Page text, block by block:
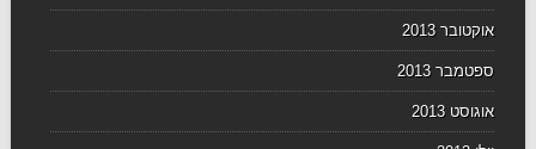
אוקטובר 2013
ספטמבר 2013
אוגוסט 2013